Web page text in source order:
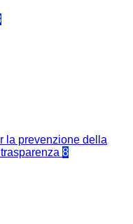
la prevenzione della
8